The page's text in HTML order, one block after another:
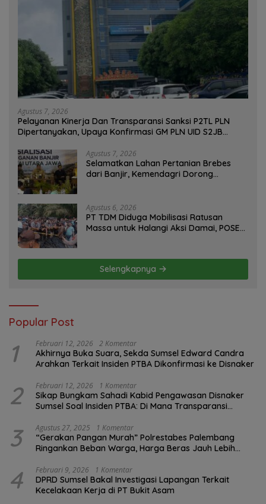
Agustus 7, 2026
Pelayanan Kinerja Dan Transparansi Sanksi P2TL PLN
Dipertanyakan, Upaya Konfirmasi GM PLN UID S2JB
Agustus 7, 2026
Selamatkan Lahan Pertanian Brebes
dari Banjir, Kemendagri Dorong
Agustus 6, 2026
PT TDM Diduga Mobilisasi Ratusan
Massa untuk Halangi Aksi Damai, POSE
Selengkapnya
Popular Post
1 Februari 12, 2026 2 Komentar
Akhirnya Buka Suara, Sekda Sumsel Edward Candra
Arahkan Terkait Insiden PTBA Dikonfirmasi ke Disnaker
2 Februari 12, 2026 1 Komentar
Sikap Bungkam Sahadi Kabid Pengawasan Disnaker
Sumsel Soal Insiden PTBA: Di Mana Transparansi
3 Agustus 27, 2025 1 Komentar
“Gerakan Pangan Murah” Polrestabes Palembang
Ringankan Beban Warga, Harga Beras Jauh Lebih
4 Februari 9, 2026 1 Komentar
DPRD Sumsel Bakal Investigasi Lapangan Terkait
Kecelakaan Kerja di PT Bukit Asam